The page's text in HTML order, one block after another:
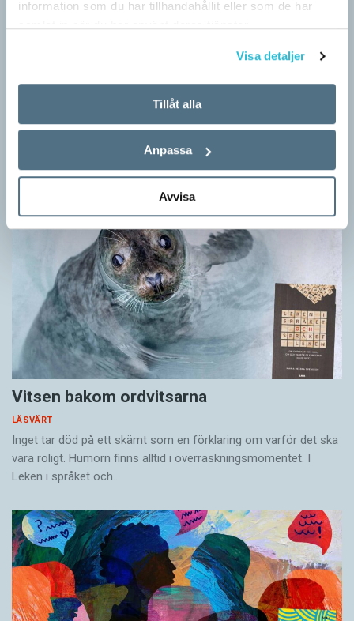
information som du har tillhandahållit eller som de har
Visa detaljer
Tillåt alla
Anpassa
Avvisa
Egna tankar om andras skrivande
LÄSVÄRT
I boken Om skrivande slår psykoanalytikern Per Magnus
Johansson följe med författare som August Strindberg,
Vitsen bakom ordvitsarna
LÄSVÄRT
Inget tar död på ett skämt som en förklaring om varför det ska
vara roligt. Humorn finns alltid i överrask­ningsmomentet. I
Leken i språket och…